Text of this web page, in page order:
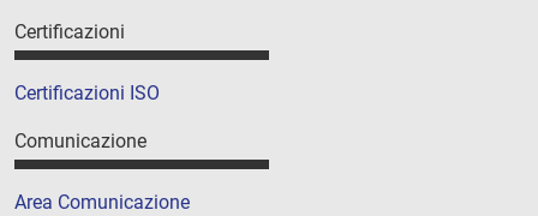
Certificazioni
Certificazioni ISO
Comunicazione
Area Comunicazione